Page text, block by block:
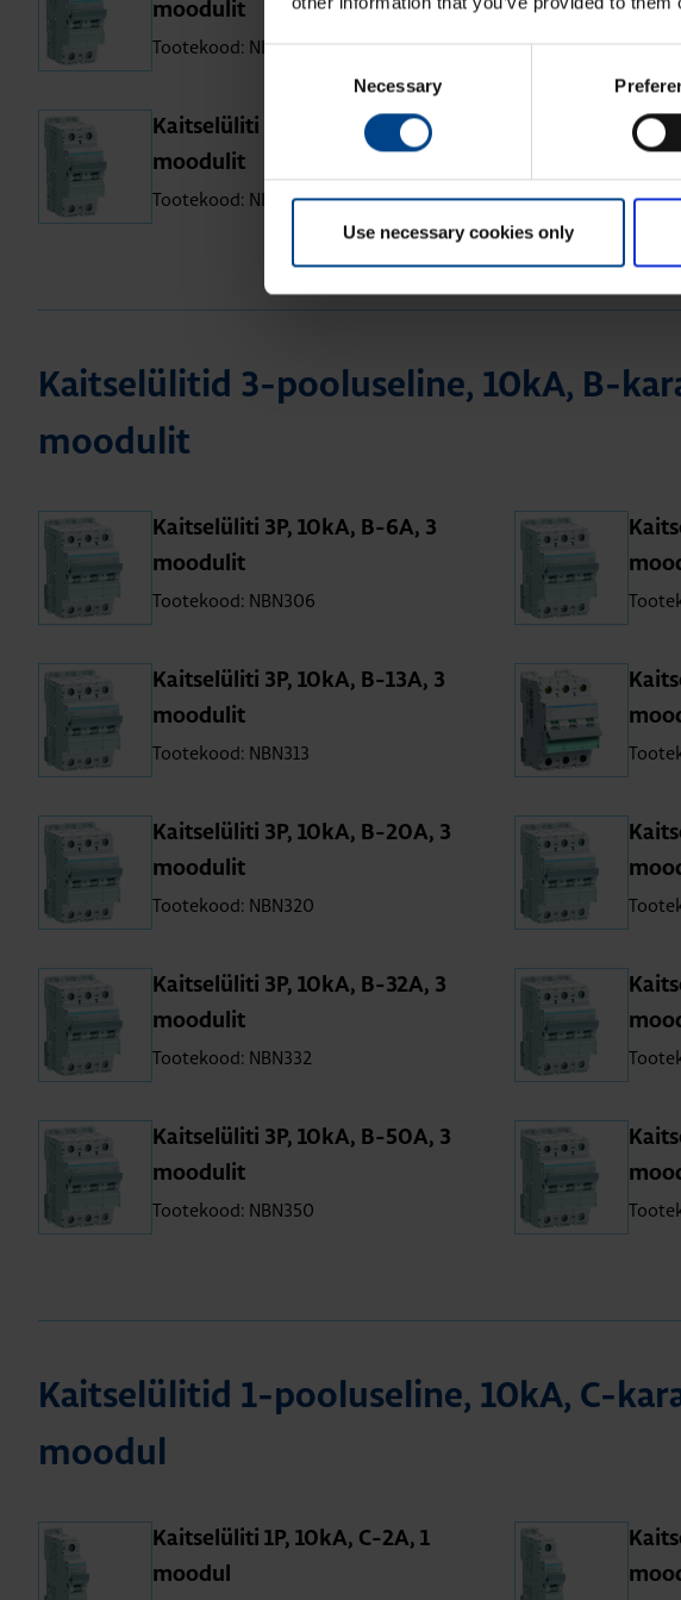
Consent
Necessary
Use necessary cookies only
moo­du­lit
Tootekood: NBN232
Kait­se­lü­liti 2P, 10kA, B-50A, 2
moo­du­lit
Tootekood: NBN250
Kait­se­lü­li­tid 3-poo­lu­se­line, 10kA, B-
moo­du­lit
Kait­se­lü­liti 3P, 10kA, B-6A, 3
moo­du­lit
Tootekood: NBN306
Kait­se­lü­liti 3P, 10kA, B-13A, 3
moo­du­lit
Tootekood: NBN313
Kait­se­lü­liti 3P, 10kA, B-20A, 3
moo­du­lit
Tootekood: NBN320
Kait­se­lü­liti 3P, 10kA, B-32A, 3
moo­du­lit
Tootekood: NBN332
Kait­se­lü­liti 3P, 10kA, B-50A, 3
moo­du­lit
Tootekood: NBN350
Kait­se­lü­li­tid 1-poo­lu­se­line, 10kA, C-
moo­dul
Kait­se­lü­liti 1P, 10kA, C-2A, 1
moo­dul